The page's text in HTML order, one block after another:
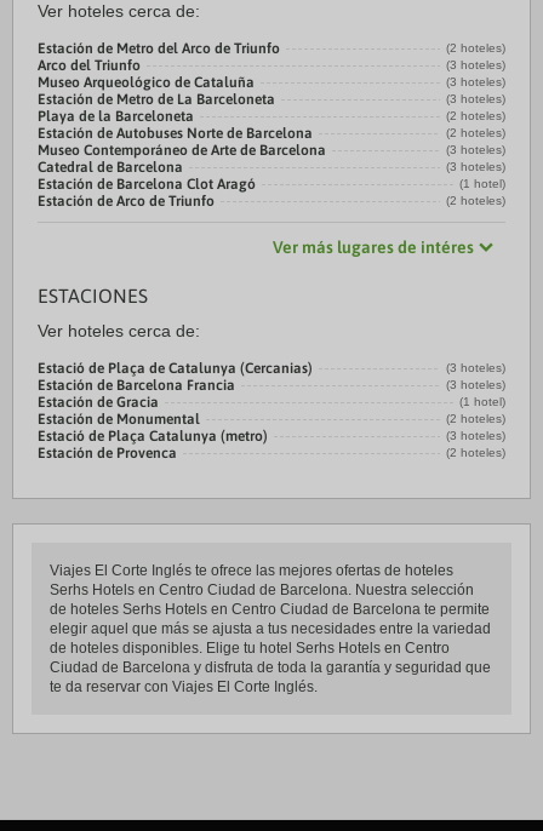
Ver hoteles cerca de:
Estación de Metro del Arco de Triunfo (2 hoteles)
Arco del Triunfo (3 hoteles)
Museo Arqueológico de Cataluña (3 hoteles)
Estación de Metro de La Barceloneta (3 hoteles)
Playa de la Barceloneta (2 hoteles)
Estación de Autobuses Norte de Barcelona (2 hoteles)
Museo Contemporáneo de Arte de Barcelona (3 hoteles)
Catedral de Barcelona (3 hoteles)
Estación de Barcelona Clot Aragó (1 hotel)
Estación de Arco de Triunfo (2 hoteles)
Ver más lugares de intéres
ESTACIONES
Ver hoteles cerca de:
Estació de Plaça de Catalunya (Cercanias) (3 hoteles)
Estación de Barcelona Francia (3 hoteles)
Estación de Gracia (1 hotel)
Estación de Monumental (2 hoteles)
Estació de Plaça Catalunya (metro) (3 hoteles)
Estación de Provenca (2 hoteles)
Viajes El Corte Inglés te ofrece las mejores ofertas de hoteles
Serhs Hotels en Centro Ciudad de Barcelona. Nuestra selección
de hoteles Serhs Hotels en Centro Ciudad de Barcelona te permite
elegir aquel que más se ajusta a tus necesidades entre la variedad
de hoteles disponibles. Elige tu hotel Serhs Hotels en Centro
Ciudad de Barcelona y disfruta de toda la garantía y seguridad que
te da reservar con Viajes El Corte Inglés.